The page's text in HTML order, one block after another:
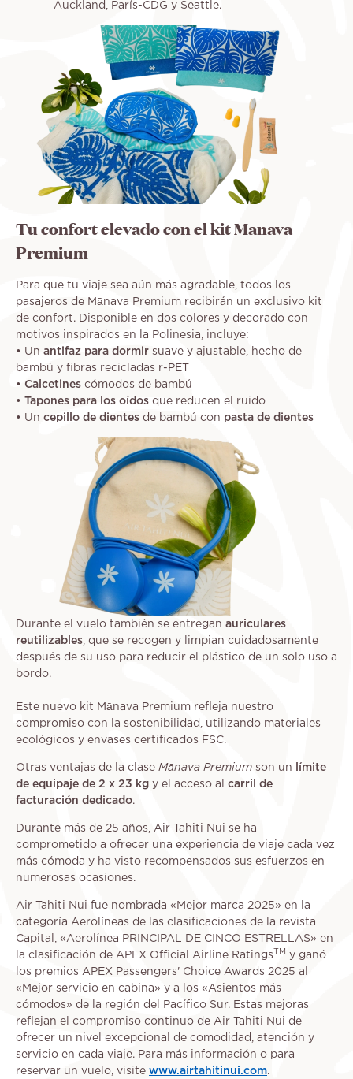
Auckland, París-CDG y Seattle.
Tu confort elevado con el kit Mānava
Premium
Para que tu viaje sea aún más agradable, todos los
pasajeros de Mānava Premium recibirán un exclusivo kit
de confort. Disponible en dos colores y decorado con
motivos inspirados en la Polinesia, incluye:
• Un antifaz para dormir suave y ajustable, hecho de
bambú y fibras recicladas r-PET
• Calcetines cómodos de bambú
• Tapones para los oídos que reducen el ruido
• Un cepillo de dientes de bambú con pasta de dientes
Durante el vuelo también se entregan auriculares
reutilizables , que se recogen y limpian cuidadosamente
después de su uso para reducir el plástico de un solo uso a
bordo.
Este nuevo kit Mānava Premium refleja nuestro
compromiso con la sostenibilidad, utilizando materiales
ecológicos y envases certificados FSC.
Otras ventajas de la clase Mānava Premium son un
límite
de equipaje de 2 x 23 kg y el acceso al carril de
facturación dedicado.
Durante más de 25 años, Air Tahiti Nui se ha
comprometido a ofrecer una experiencia de viaje cada vez
más cómoda y ha visto recompensados sus esfuerzos en
numerosas ocasiones.
Air Tahiti Nui fue nombrada «Mejor marca 2025» en la
categoría Aerolíneas de las clasificaciones de la revista
Capital, «Aerolínea PRINCIPAL DE CINCO ESTRELLAS» en
la clasificación de APEX Official Airline Ratings TM y ganó
los premios APEX Passengers' Choice Awards 2025 al
«Mejor servicio en cabina» y a los «Asientos más
cómodos» de la región del Pacífico Sur. Estas mejoras
reflejan el compromiso continuo de Air Tahiti Nui de
ofrecer un nivel excepcional de comodidad, atención y
servicio en cada viaje. Para más información o para
reservar un vuelo, visite www.airtahitinui.com.